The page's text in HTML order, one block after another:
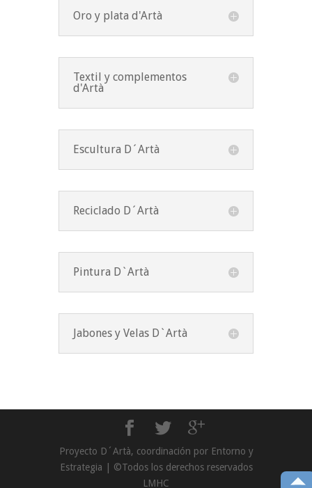
Oro y plata d'Artà
Textil y complementos
d'Artà
Escultura D´Artà
Reciclado D´Artà
Pintura D`Artà
Jabones y Velas D`Artà
Proyecto D´Artà, coordinación por Entorno y
Estrategia | ©Todos los derechos reservados
LMHC